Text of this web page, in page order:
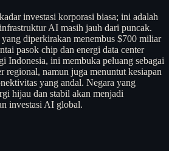
investasi korporasi biasa; ini adalah
AI masih jauh dari puncak.
diperkirakan menembus $700 miliar
pasok chip dan energi data center
Indonesia, ini membuka peluang sebagai
regional, namun juga menuntut kesiapan
yang andal. Negara yang
hijau dan stabil akan menjadi
investasi AI global.